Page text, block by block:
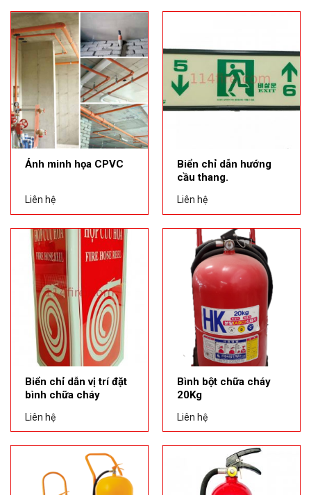
Ảnh minh họa CPVC
Liên hệ
Biển chỉ dẫn hướng
cầu thang.
Liên hệ
Biển chỉ dẫn vị trí đặt
bình chữa cháy
Liên hệ
Bình bột chữa cháy
20Kg
Liên hệ